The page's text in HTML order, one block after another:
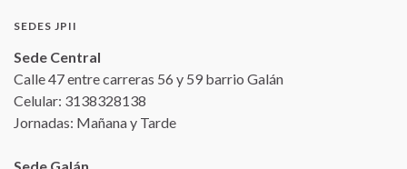
SEDES JPII
Sede Central
Calle 47 entre carreras 56 y 59 barrio Galán
Celular: 3138328138
Jornadas: Mañana y Tarde